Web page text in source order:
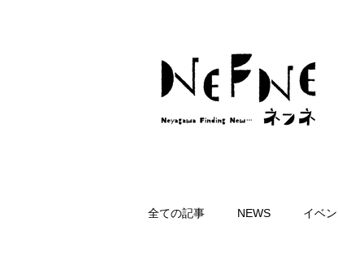
全ての記事 NEWS イベン